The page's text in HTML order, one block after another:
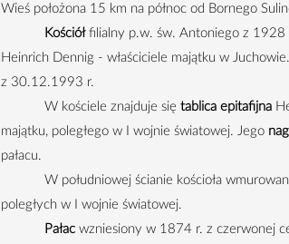
Wieś położona 15 km na północ od Bornego
Kościół filialny p.w. św. Antoniego z 1928
Heinrich Dennig - właściciele majątku w
z 30.12.1993 r.
W kościele znajduje się tablica epitafijna
majątku, poległego w I wojnie światowej. Jego
pałacu.
W południowej ścianie kościoła
poległych w I wojnie światowej.
Pałac wzniesiony w 1874 r. z czerwonej